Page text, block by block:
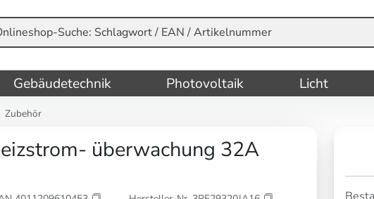
Gebäudetechnik Photovoltaik Licht
Zubehör
überwachung 32A